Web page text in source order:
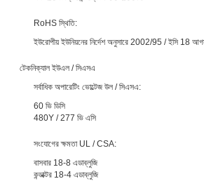
RoHS স্থিতি:
ইউরোপীয় ইউনিয়নের নির্দেশ অনুসারে 2002/95 / ইসি 18
টেকনিক্যাল ইউএল / সিএসএ
সর্বাধিক অপারেটিং ভোল্টেজ উল / সিএসএ:
60 ভি ডিসি
480Y / 277 ভি এসি
সংযোগের ক্ষমতা UL / CSA:
বাসবার 18-8 এডাব্লুজি
কন্ডাক্টর 18-4 এডাব্লুজি